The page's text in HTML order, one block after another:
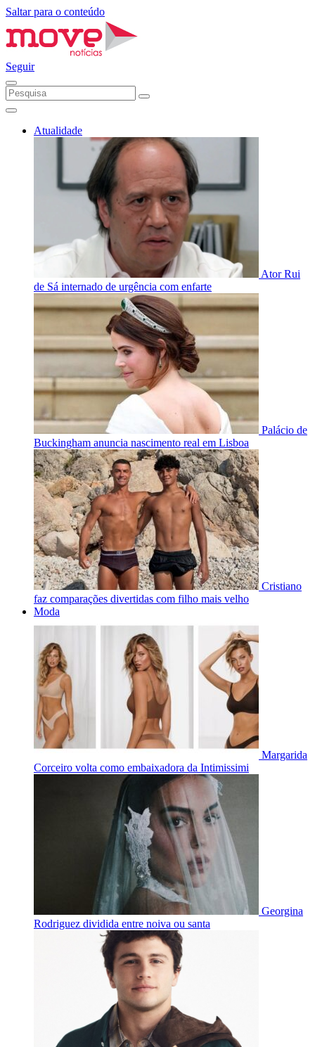
Saltar para o conteúdo
Seguir
Atualidade
Ator Rui
de Sá internado de urgência com enfarte
Palácio de
Buckingham anuncia nascimento real em Lisboa
Cristiano
faz comparações divertidas com filho mais velho
Moda
Margarida
Corceiro volta como embaixadora da Intimissimi
Georgina
Rodriguez dividida entre noiva ou santa